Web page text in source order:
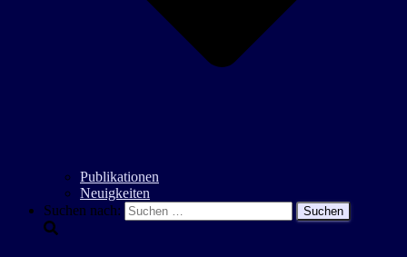
Publikationen
Neuigkeiten
Suchen nach: